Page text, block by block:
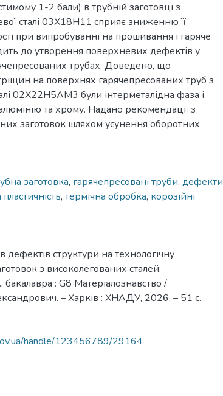
1-2 бали) в трубній заготовці з
сталі 03Х18Н11 сприяє зниженню її
при випробуванні на прошивання і гаряче
до утворення поверхневих дефектів у
трубах. Доведено, що
на поверхнях гарячепресованих труб з
02Х22Н5АМ3 були інтерметалідна фаза і
та хрому. Надано рекомендації з
заготовок шляхом усунення оборотних
заготовка, гарячепресовані труби, дефекти
, термічна обробка, корозійні
структури на технологічну
з високолегованих сталей:
бакалавра : G8 Матеріалознавство /
– Харків : ХНАДУ, 2026. – 51 с.
handle/123456789/29164